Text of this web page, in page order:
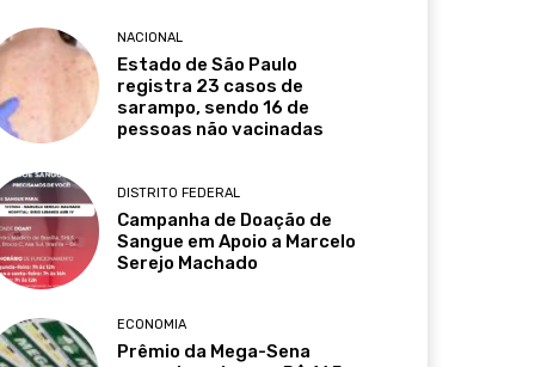
NACIONAL
Estado de São Paulo
registra 23 casos de
sarampo, sendo 16 de
pessoas não vacinadas
DISTRITO FEDERAL
Campanha de Doação de
Sangue em Apoio a Marcelo
Serejo Machado
ECONOMIA
Prêmio da Mega-Sena